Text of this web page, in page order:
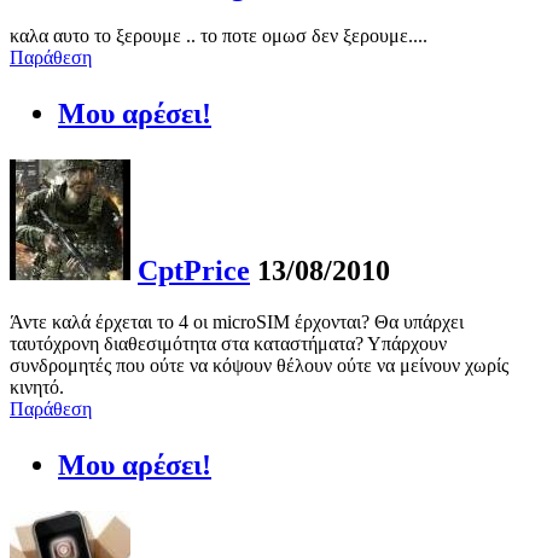
καλα αυτο το ξερουμε .. το ποτε ομωσ δεν ξερουμε....
Παράθεση
Μου αρέσει!
CptPrice 13/08/2010
Άντε καλά έρχεται το 4 οι microSIM έρχονται? Θα υπάρχει
ταυτόχρονη διαθεσιμότητα στα καταστήματα? Υπάρχουν
συνδρομητές που ούτε να κόψουν θέλουν ούτε να μείνουν χωρίς
κινητό.
Παράθεση
Μου αρέσει!